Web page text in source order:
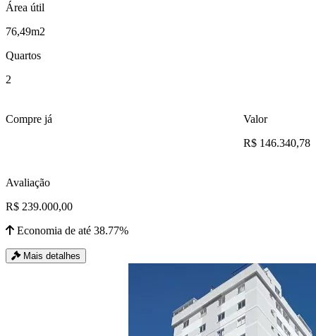
Área útil
76,49m2
Quartos
2
Compre já
Valor
R$ 146.340,78
Avaliação
R$ 239.000,00
Economia de até 38.77%
Mais detalhes